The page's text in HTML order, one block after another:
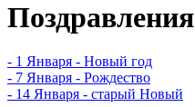
Поздравления
- 1 Января - Новый год
- 7 Января - Рождество
- 14 Января - старый Новый